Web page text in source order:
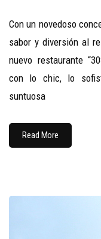
Con un novedoso
sabor y diversión al
nuevo restaurante
con lo chic, lo
suntuosa
Read More